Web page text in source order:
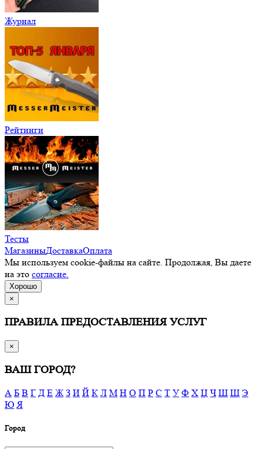
Журнал
Рейтинги
Тесты
МагазиныДоставкаОплата
Мы используем cookie-файлы на сайте. Продолжая, Вы даете
на это согласие.
Хорошо
×
ПРАВИЛА ПРЕДОСТАВЛЕНИЯ УСЛУГ
×
ВАШ ГОРОД?
А Б В Г Д Е Ж З И Й К Л М Н О П Р С Т У Ф Х Ц Ч Ш Щ Э
Ю Я
Город